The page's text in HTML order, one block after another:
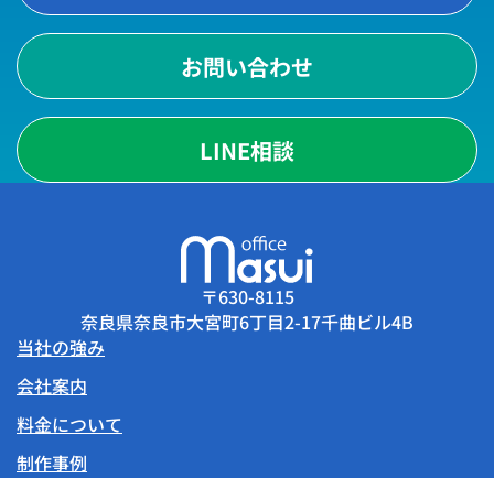
お問い合わせ
LINE相談
〒630-8115
奈良県奈良市大宮町6丁目2-17千曲ビル4B
当社の強み
会社案内
料金について
制作事例